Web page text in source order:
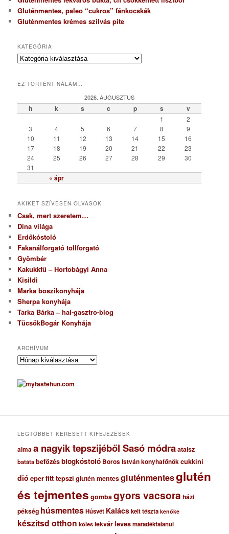
Gluténmentes, paleo “cukros” fánkocskák
Gluténmentes krémes szilvás pite
KATEGÓRIA
K
e
ó
r
EZ TÖRTÉNT NÁLAM…
2026. AUGUSZTUS
h k s c p s v
« ápr
1
2
3
4 5 6 7 8
9
10
11 12 13 14 15
16
17
18 19 20 21 22
23
24
25 26 27 28 29
30
31
AKIKET SZÍVESEN OLVASOK
Csak, mert szeretem…
Dina világa
Erdőkóstoló
Fakanálforgató tollforgató
Gyömbér
Kakukkfű – Hortobágyi Anna
Kisildi
Marka boszikonyhája
Sherpa konyhája
Tarka Bárka – hal-gasztro-blog
TücsökBogár Konyhája
ARCHÍVUM
A
c
h
u
LEGTÖBBET KERESETT KIFEJEZÉSEK
almaa nagyik tepszijéből Sasó módraataisz
batáta befőzésblogkóstoló Boros István konyhafőnökcukkini
dió eperfitt tepszi glutén mentesgluténmentesglutén
és tejmentes gombagyors vacsora házi
pékség húsmentesHúsvét Kalácskelt tészta kenőke
készítsd otthon köles lekvárlevesmaradéktalanul